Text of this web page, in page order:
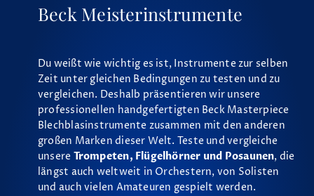
Beck Meisterinstrumente
Du weißt wie wichtig es ist, Instrumente zur selben
Zeit unter gleichen Bedingungen zu testen und zu
vergleichen. Deshalb präsentieren wir unsere
professionellen handgefertigten Beck Masterpiece
Blechblasinstrumente zusammen mit den anderen
großen Marken dieser Welt. Teste und vergleiche
unsere Trompeten, Flügelhörner und Posaunen, die
längst auch weltweit in Orchestern, von Solisten
und auch vielen Amateuren gespielt werden.